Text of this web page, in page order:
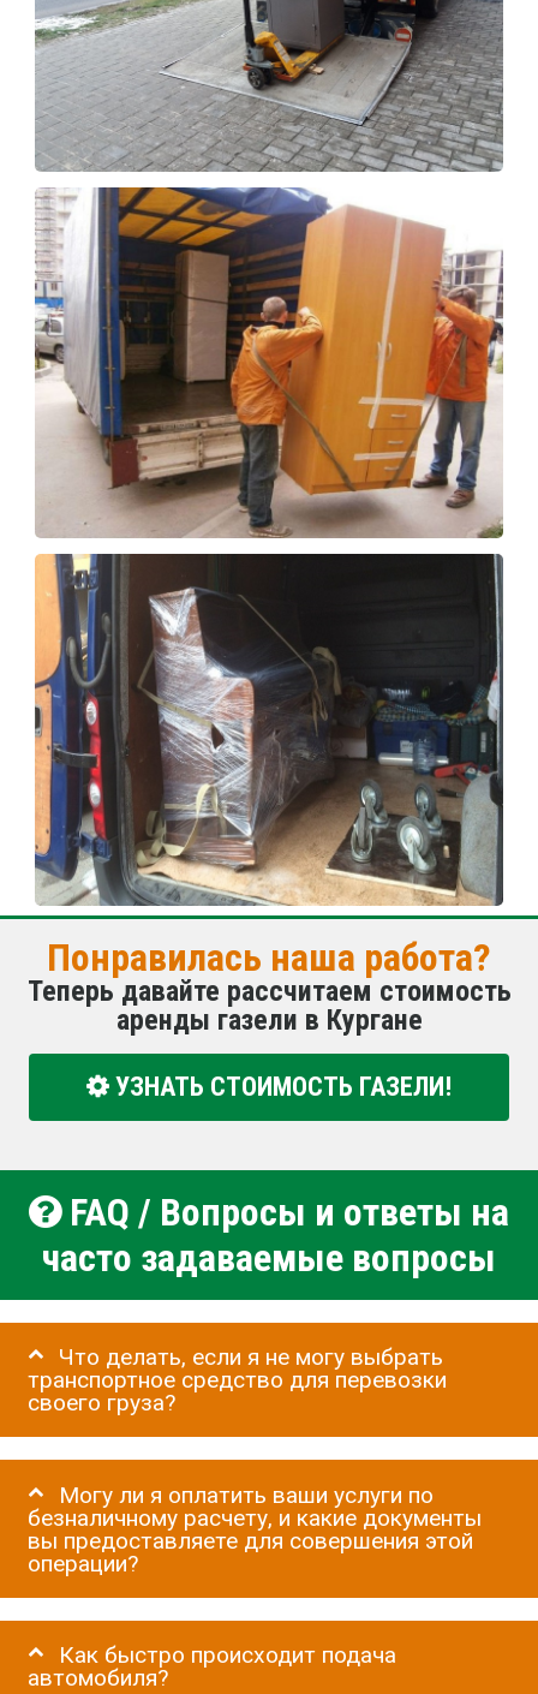
Понравилась наша работа?
Теперь давайте рассчитаем стоимость
аренды газели в Кургане
УЗНАТЬ СТОИМОСТЬ ГАЗЕЛИ!
FAQ / Вопросы и ответы на
часто задаваемые вопросы
Что делать, если я не могу выбрать
транспортное средство для перевозки
своего груза?
Могу ли я оплатить ваши услуги по
безналичному расчету, и какие документы
вы предоставляете для совершения этой
операции?
Как быстро происходит подача
автомобиля?